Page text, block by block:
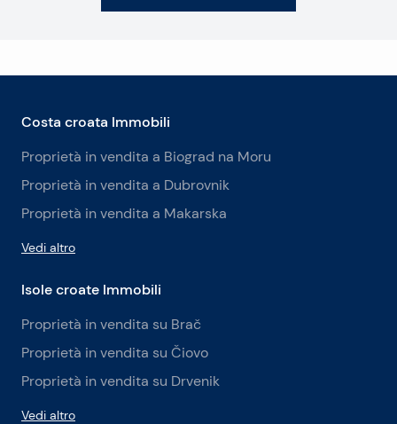
Costa croata Immobili
Proprietà in vendita a Biograd na Moru
Proprietà in vendita a Dubrovnik
Proprietà in vendita a Makarska
Vedi altro
Isole croate Immobili
Proprietà in vendita su Brač
Proprietà in vendita su Čiovo
Proprietà in vendita su Drvenik
Vedi altro